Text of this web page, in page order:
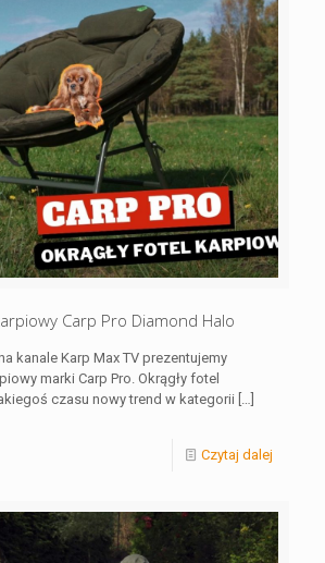
Carp Pro Diamond Halo
kanale Karp Max TV prezentujemy
marki Carp Pro. Okrągły fotel
czasu nowy trend w kategorii
Czytaj dalej